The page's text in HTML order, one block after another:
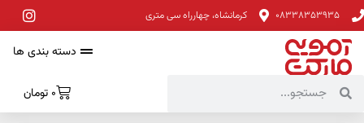
08338353935 کرمانشاه، چهارراه سی متری
دسته بندی ها
0 تومان